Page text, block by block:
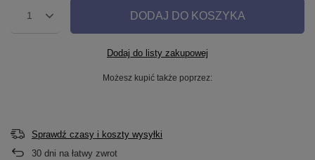
1 DODAJ DO KOSZYKA
Dodaj do listy zakupowej
Możesz kupić także poprzez:
Sprawdź czasy i koszty wysyłki
30 dni na łatwy zwrot